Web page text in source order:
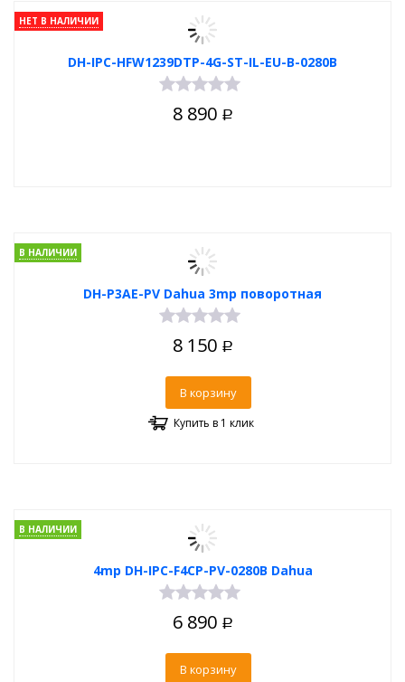
DH-IPC-HFW1239DTP-4G-ST-IL-EU-B-0280B
НЕТ В НАЛИЧИИ
8 890 Р
DH-P3AE-PV Dahua 3mp поворотная
В НАЛИЧИИ
8 150 Р
В корзину
Купить в 1 клик
4mp DH-IPC-F4CP-PV-0280B Dahua
В НАЛИЧИИ
6 890 Р
В корзину